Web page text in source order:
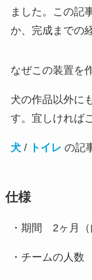
ました。この記
か、完成までの
なぜこの装置を
犬の作品以外に
す。宜しければ
犬/ トイレ の記
仕様
・期間 2ヶ月（
・チームの人数